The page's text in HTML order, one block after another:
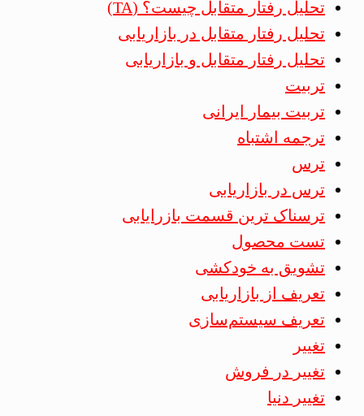
تحلیل رفتار متقابل چیست؟ (TA)
تحلیل رفتار متقابل در بازاریابی
تحلیل رفتار متقابل و بازاریابی
تربیت
تربیت بیمار ایرانی
ترجمه اشتباه
ترس
ترس در بازاریابی
ترسناک ترین قسمت بازرایابی
تست محصول
تشویق به خودکشی
تعریف از بازاریابی
تعریف سیستم‌سازی
تغییر
تغییر در فروش
تغییر دنیا